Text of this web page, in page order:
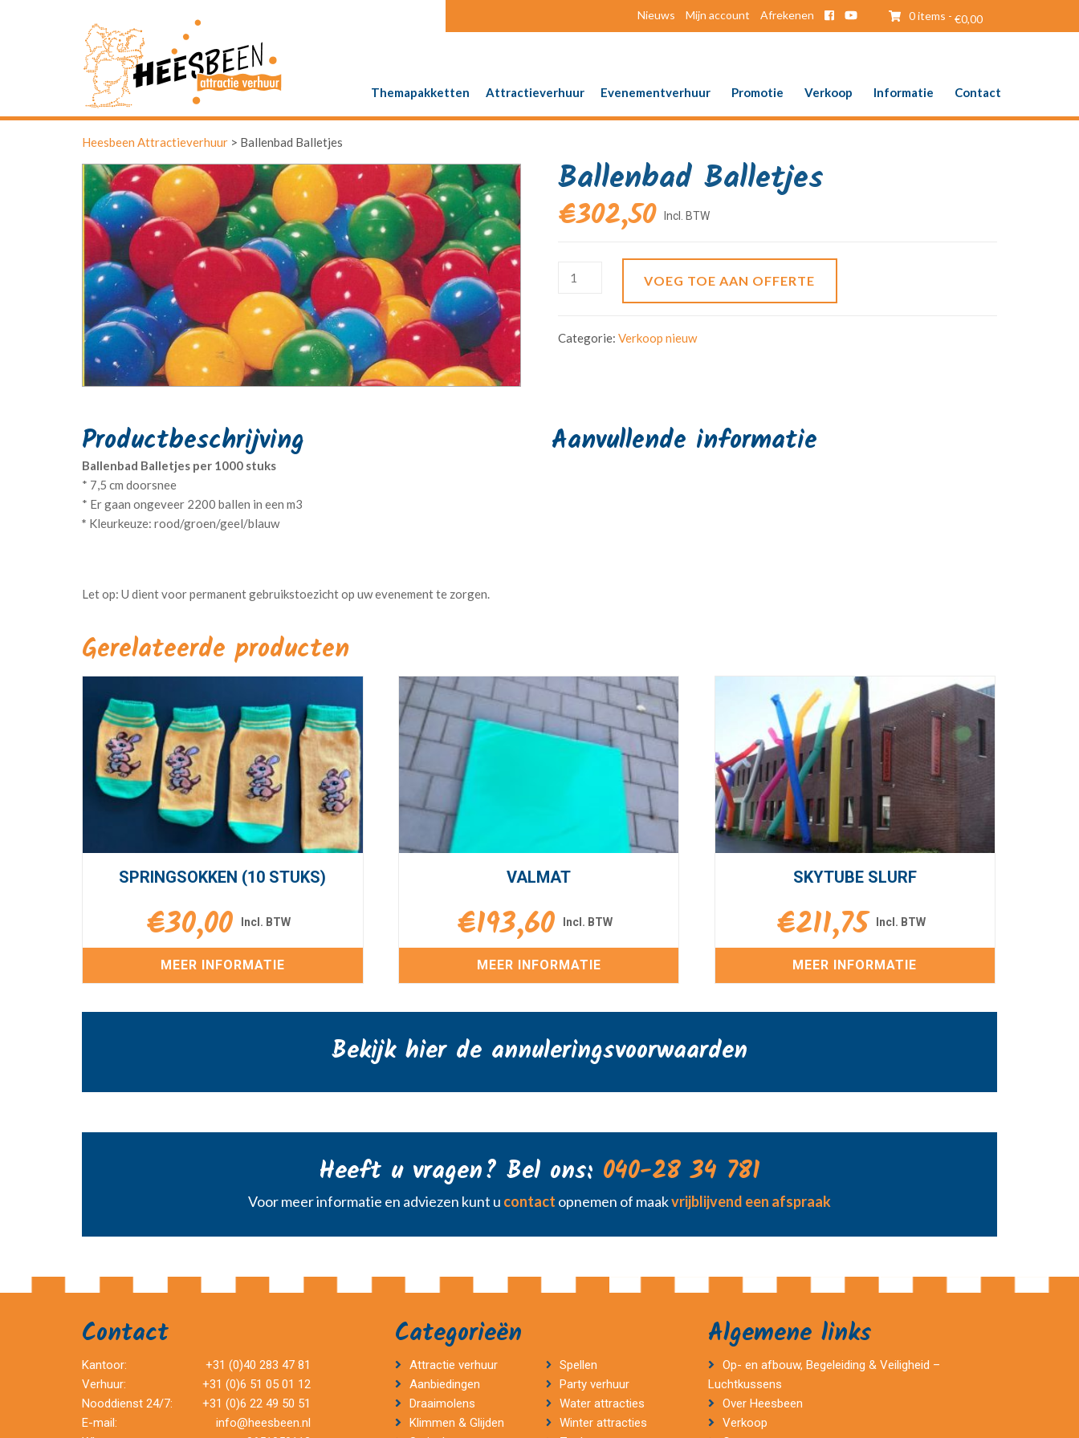
0 items - €0,00
Nieuws Mijn account Afrekenen
Themapakketten Attractieverhuur Evenementverhuur Promotie Verkoop Informatie Contact
Heesbeen Attractieverhuur > Ballenbad Balletjes
Ballenbad Balletjes
€302,50
VOEG TOE AAN OFFERTE
Categorie: Verkoop nieuw
Ballenbad Balletjes per 1000 stuks
* 7,5 cm doorsnee
* Er gaan ongeveer 2200 ballen in een m3
* Kleurkeuze: rood/groen/geel/blauw
Aanvullende informatie
Gerelateerde producten
SPRINGSOKKEN (10 STUKS)
€30,00
MEER INFORMATIE
VALMAT
€193,60
MEER INFORMATIE
SKYTUBE SLURF
€211,75
MEER INFORMATIE
Bekijk hier de annuleringsvoorwaarden
Heeft u vragen? Bel ons: 040-28 34 781
Voor meer informatie en adviezen kunt u contact opnemen of maakvrijblijvend een afspraak
Contact
Kantoor:
+31 (0)40 283 47 81
Verhuur:
+31 (0)6 51 05 01 12
Nooddienst 24/7:
+31 (0)6 22 49 50 51
E-mail:
info@heesbeen.nl
Categorieën
Attractie verhuur
Aanbiedingen
Draaimolens
Klimmen & Glijden
Spellen
Party verhuur
Water attracties
Winter attracties
Algemene links
Op- en afbouw, Begeleiding & Veiligheid –
Luchtkussens
Over Heesbeen
Verkoop